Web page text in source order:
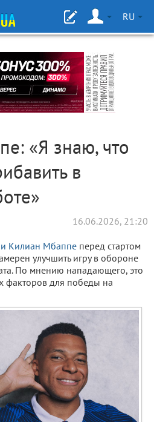
RU
«Я знаю, что
в
16.06.2026, 21:20
Килиан Мбаппе перед стартом
улучшить игру в обороне
По мнению нападающего, это
факторов для победы на